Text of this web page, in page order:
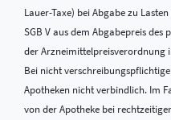
Lauer-Taxe) bei Abgabe zu
SGB V aus dem Abgabepreis
der Arzneimittelpreisverordnung
Bei nicht
Apotheken nicht verbindlich. Im
von der Apotheke bei